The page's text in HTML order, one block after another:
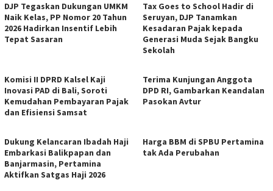
DJP Tegaskan Dukungan UMKM
Naik Kelas, PP Nomor 20 Tahun
2026 Hadirkan Insentif Lebih
Tepat Sasaran
Tax Goes to School Hadir di
Seruyan, DJP Tanamkan
Kesadaran Pajak kepada
Generasi Muda Sejak Bangku
Sekolah
Komisi II DPRD Kalsel Kaji
Inovasi PAD di Bali, Soroti
Kemudahan Pembayaran Pajak
dan Efisiensi Samsat
Terima Kunjungan Anggota
DPD RI, Gambarkan Keandalan
Pasokan Avtur
Dukung Kelancaran Ibadah Haji
Embarkasi Balikpapan dan
Banjarmasin, Pertamina
Aktifkan Satgas Haji 2026
Harga BBM di SPBU Pertamina
tak Ada Perubahan